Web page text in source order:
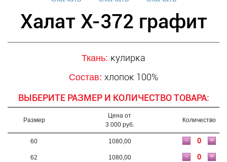
Халат Х-372 графит
Ткань: кулирка
Состав: хлопок 100%
ВЫБЕРИТЕ РАЗМЕР И КОЛИЧЕСТВО ТОВАРА:
Размер
Цена от
3 000 руб.
Количество
60 1080,00 +
-
62 1080,00 +
-